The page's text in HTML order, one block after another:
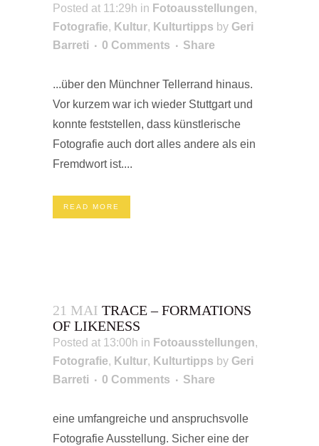
Posted at 11:29h in Fotoausstellungen,
Fotografie, Kultur, Kulturtipps by Geri
Barreti
0 Comments Share
...über den Münchner Tellerrand hinaus.
Vor kurzem war ich wieder Stuttgart und
konnte feststellen, dass künstlerische
Fotografie auch dort alles andere als ein
Fremdwort ist....
READ MORE
21 MAI TRACE – FORMATIONS
OF LIKENESS
Posted at 13:00h in Fotoausstellungen,
Fotografie, Kultur, Kulturtipps by Geri
Barreti
0 Comments Share
eine umfangreiche und anspruchsvolle
Fotografie Ausstellung. Sicher eine der